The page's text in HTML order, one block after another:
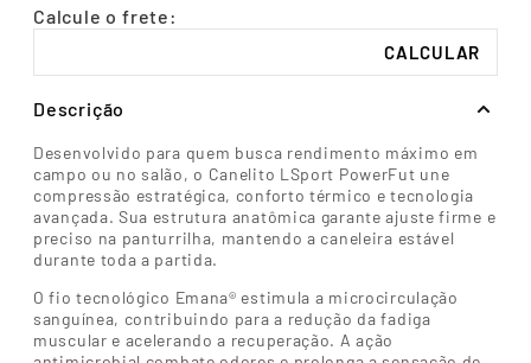
Descrição
Desenvolvido para quem busca rendimento máximo em
campo ou no salão, o Canelito LSport PowerFut une
compressão estratégica, conforto térmico e tecnologia
avançada. Sua estrutura anatômica garante ajuste firme e
preciso na panturrilha, mantendo a caneleira estável
durante toda a partida.
O fio tecnológico Emana® estimula a microcirculação
sanguínea, contribuindo para a redução da fadiga
muscular e acelerando a recuperação. A ação